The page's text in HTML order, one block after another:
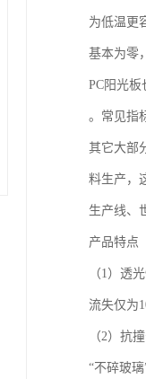
为低温更
基本为零
PC阳光
。常见指
其它大部
料生产，
生产线、
产品特点
（1）透
流失仅为
（2）抗
“不碎玻璃